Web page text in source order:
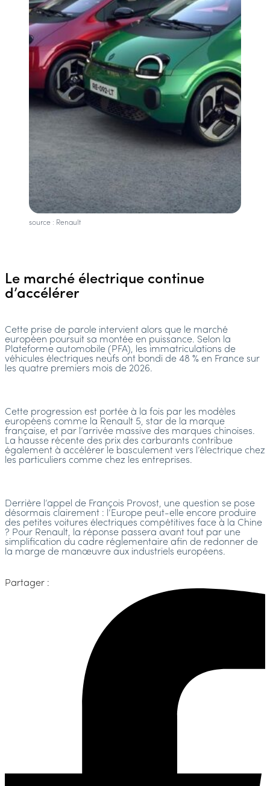
source : Renault
Le marché électrique continue
d’accélérer
Cette prise de parole intervient alors que le marché
européen poursuit sa montée en puissance. Selon la
Plateforme automobile (PFA), les immatriculations de
véhicules électriques neufs ont bondi de 48 % en France sur
les quatre premiers mois de 2026.
Cette progression est portée à la fois par les modèles
européens comme la Renault 5, star de la marque
française, et par l’arrivée massive des marques chinoises.
La hausse récente des prix des carburants contribue
également à accélérer le basculement vers l’électrique chez
les particuliers comme chez les entreprises.
Derrière l’appel de François Provost, une question se pose
désormais clairement : l’Europe peut-elle encore produire
des petites voitures électriques compétitives face à la Chine
? Pour Renault, la réponse passera avant tout par une
simplification du cadre réglementaire afin de redonner de
la marge de manœuvre aux industriels européens.
Partager :